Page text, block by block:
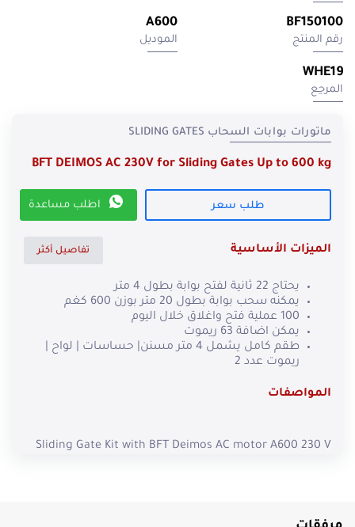
ماتورات بوابات السحاب SLIDING GATES
BFT DEIMOS AC 230V for Sliding Gates Up to 600 kg
طلب سعر اطلب مساعدة
الميزات الأساسية تفاصيل أكثر
يحتاج 22 ثانية لفتح بوابة بطول 4 متر
يمكنه سحب بوابة بطول 20 متر بوزن 600 كغم
100 عملية فتح واغلاق خلال اليوم
يمكن اضافة 63 ريموت
طقم كامل يشمل 4 متر مسنن| حساسات | لواح |
ريموت عدد 2
المواصفات
Sliding Gate Kit with BFT Deimos AC motor A600 230 V
mechanical clutch Manual release with personalized key
BF150100
رقم المنتج
A600
الموديل
WHE19
المرجِع